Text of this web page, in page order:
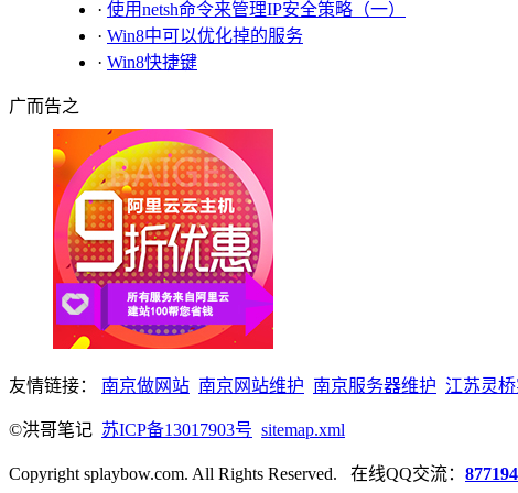
· 使用netsh命令来管理IP安全策略（一）
· Win8中可以优化掉的服务
· Win8快捷键
广而告之
友情链接： 南京做网站 南京网站维护 南京服务器维护 江苏灵
©洪哥笔记 苏ICP备13017903号 sitemap.xml
Copyright splaybow.com. All Rights Reserved. 在线QQ交流：